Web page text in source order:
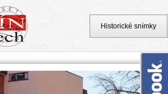
Historické snímky